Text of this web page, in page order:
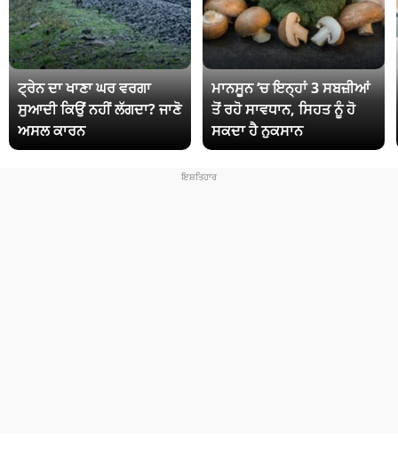
ਟ੍ਰੇਨ ਦਾ ਖਾਣਾ ਘਰ ਵਰਗਾ
ਸੁਆਦੀ ਕਿਉਂ ਨਹੀਂ ਲੱਗਦਾ? ਜਾਣੋ
ਅਸਲ ਕਾਰਨ
ਮਾਨਸੂਨ ‘ਚ ਇਨ੍ਹਾਂ 3 ਸਬਜ਼ੀਆਂ
ਤੋਂ ਰਹੋ ਸਾਵਧਾਨ, ਸਿਹਤ ਨੂੰ ਹੋ
ਸਕਦਾ ਹੈ ਨੁਕਸਾਨ